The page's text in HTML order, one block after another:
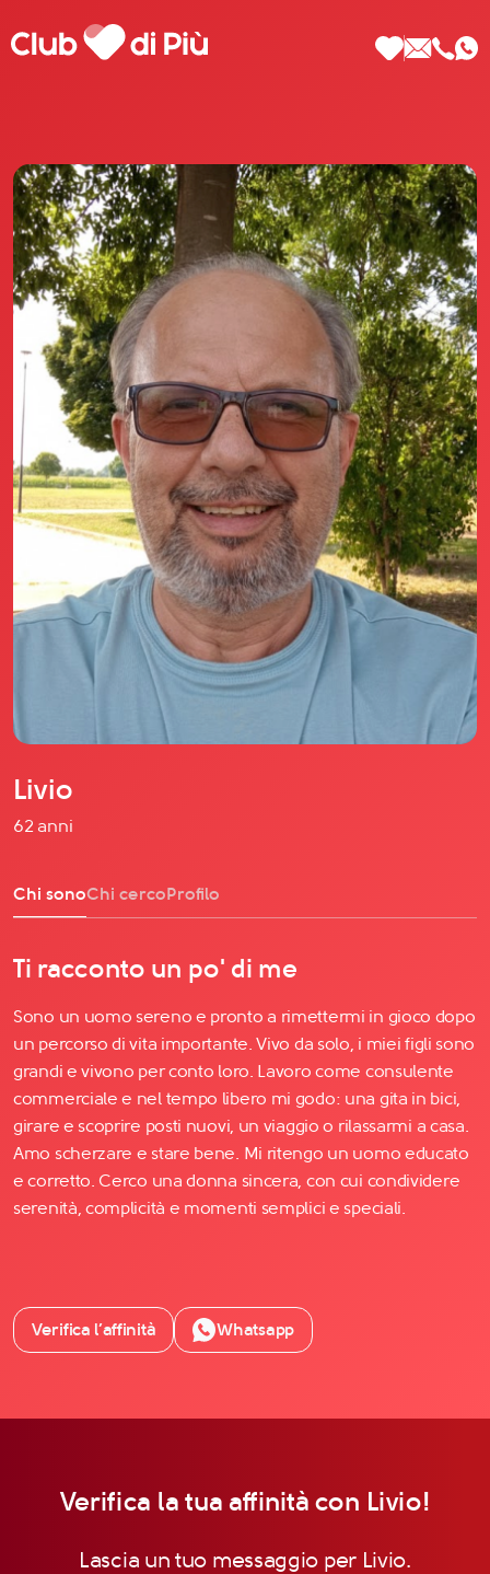
Scopri Club di Più
Le testimonianze Club di Più
La fondatrice Valeria Pilla
Annunci Donne
Agenzia matrimoniale Club di Più
Love Notebook
Il libro Donna di Cuori
Quanto costa Club di Più
Love Academy
Domande Frequenti
Impegno Sociale
Le nostre sedi
YouTube
Instagram
TikTok
Livio
62 anni
Chi sonoChi cercoProfilo
Ti racconto un po' di me
Sono un uomo sereno e pronto a rimettermi in gioco dopo
un percorso di vita importante. Vivo da solo, i miei figli sono
grandi e vivono per conto loro. Lavoro come consulente
commerciale e nel tempo libero mi godo: una gita in bici,
girare e scoprire posti nuovi, un viaggio o rilassarmi a casa.
Amo scherzare e stare bene. Mi ritengo un uomo educato
e corretto. Cerco una donna sincera, con cui condividere
serenità, complicità e momenti semplici e speciali.
Verifica l’affinità Whatsapp
Verifica la tua affinità con Livio!
Lascia un tuo messaggio per Livio.